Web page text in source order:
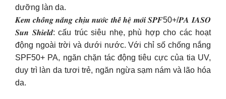
dưỡng làn da.
𝑲𝒆𝒎 𝒄𝒉𝒐̂́𝒏𝒈 𝒏𝒂̆́𝒏𝒈 𝒄𝒉𝒊̣𝒖 𝒏𝒖̛𝒐̛́𝒄 𝒕𝒉𝒆̂́ 𝒉𝒆̣̂ 𝒎𝒐̛́𝒊 𝑺𝑷𝑭50+/𝑷𝑨 𝑰𝑨𝑺𝑶
𝑺𝒖𝒏 𝑺𝒉𝒊𝒆𝒍𝒅: cấu trúc siêu nhẹ, phù hợp cho các hoạt
động ngoài trời và dưới nước. Với chỉ số chống nắng
SPF50+ PA, ngăn chặn tác động tiêu cực của tia UV,
duy trì làn da tươi trẻ, ngăn ngừa sạm nám và lão hóa
da.